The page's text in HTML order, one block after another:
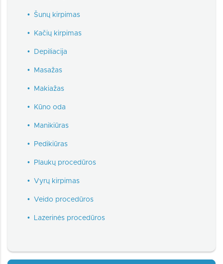
• Šunų kirpimas
• Kačių kirpimas
• Depiliacija
• Masažas
• Makiažas
• Kūno oda
• Manikiūras
• Pedikiūras
• Plaukų procedūros
• Vyrų kirpimas
• Veido procedūros
• Lazerinės procedūros